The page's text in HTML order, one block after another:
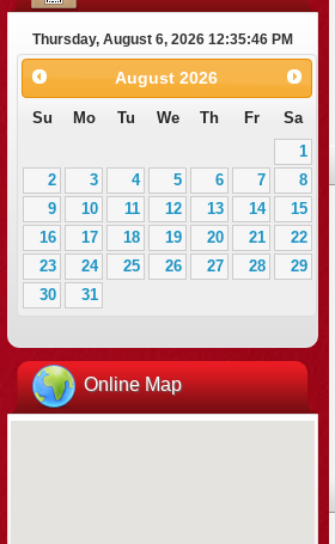
Thursday, August 6, 2026 12:35:47 PM
August 2026
Su Mo Tu We Th Fr
Sa
1
2
3 4 5 6 7
8
9
10 11 12 13 14
15
16
17 18 19 20 21
22
23
24 25 26 27 28
29
30
31
Online Map